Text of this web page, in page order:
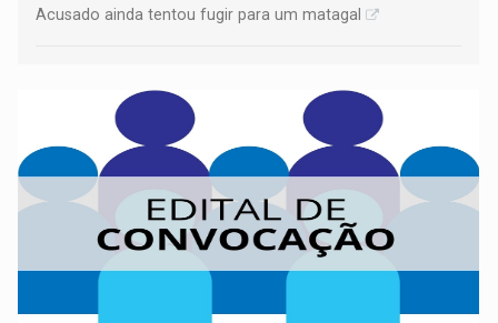
Acusado ainda tentou fugir para um matagal